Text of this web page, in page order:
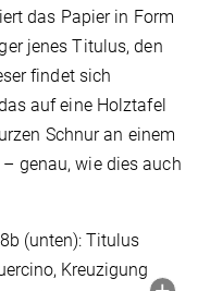
das Papier in Form
jenes Titulus, den
findet sich
auf eine Holztafel
Schnur an einem
– genau, wie dies auch